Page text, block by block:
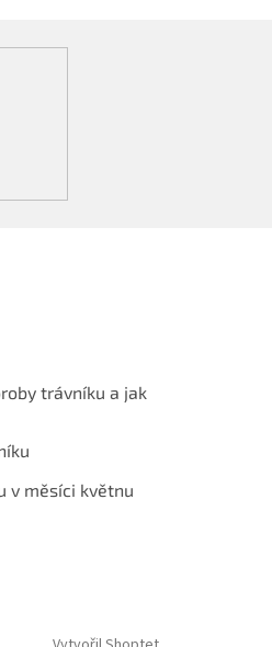
trávníku a jak
v měsíci květnu